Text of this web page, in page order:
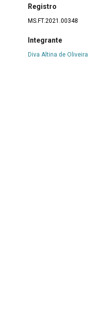
Registro
MS.FT.2021.00348
Integrante
Diva Altina de Oliveira